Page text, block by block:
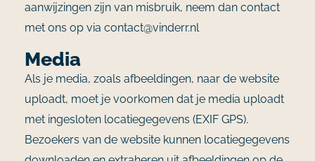
aanwijzingen zijn van misbruik, neem dan contact
met ons op via contact@vinderr.nl
Media
Als je media, zoals afbeeldingen, naar de website
uploadt, moet je voorkomen dat je media uploadt
met ingesloten locatiegegevens (EXIF GPS).
Bezoekers van de website kunnen locatiegegevens